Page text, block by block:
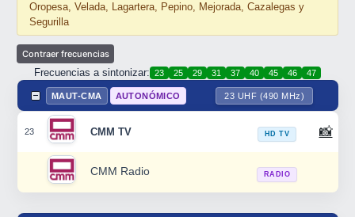
Oropesa, Velada, Lagartera, Pepino, Mejorada, Cazalegas y
Segurilla
Frecuencias a sintonizar: 23 25 29 31 37 40 45 46 47
MAUT-CMA AUTONÓMICO 23 UHF (490 MHz)
23 CMM TV HD TV 📸
CMM Radio RADIO